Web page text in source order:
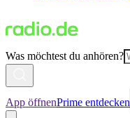
Was möchtest du anhören?
App öffnenPrime entdecken